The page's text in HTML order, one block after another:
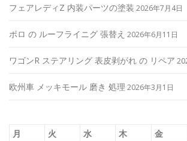
フェアレディZ 内装パーツの塗装 2026年7月4日
ポロ の ルーフライニグ 張替え 2026年6月11日
ワゴンR ステアリング 表皮剥がれ の リペア
欧州車 メッキモール 磨き 処理 2026年3月1日
月 火 水 木 金